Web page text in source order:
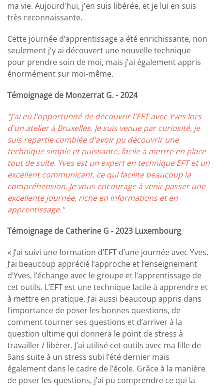
ma vie. Aujourd'hui, j'en suis libérée, et je lui en suis
très reconnaissante.
Cette journée d’apprentissage a été enrichissante, non
seulement j'y ai découvert une nouvelle technique
pour prendre soin de moi, mais j'ai également appris
énormément sur moi-même.
Témoignage de Monzerrat G. - 2024
"J'ai eu l'opportunité de découvrir l'EFT avec Yves lors
d'un atelier à Bruxelles. Je suis venue par curiosité, je
suis repartie comblée d'avoir pu découvrir une
technique simple et puissante, facile à mettre en place
tout de suite. Yves est un expert en technique EFT et un
excellent communicant, ce qui facilite beaucoup la
compréhension. Je vous encourage à venir passer une
excellente journée, riche en informations et en
apprentissage."
Témoignage de Catherine G - 2023 Luxembourg
« J’ai suivi une formation d’EFT d’une journée avec Yves.
J’ai beaucoup apprécié l’approche et l’enseignement
d’Yves, l’échange avec le groupe et l’apprentissage de
cet outils. L’EFT est une technique facile à apprendre et
à mettre en pratique. J’ai aussi beaucoup appris dans
l’importance de poser les bonnes questions, de
comment tourner ses questions et d’arriver à la
question ultime qui donnera le point de stress à
travailler / libérer. J’ai utilisé cet outils avec ma fille de
9ans suite à un stress subi l’été dernier mais
également dans le cadre de l’école. Grâce à la manière
de poser les questions, j’ai pu comprendre ce qui la